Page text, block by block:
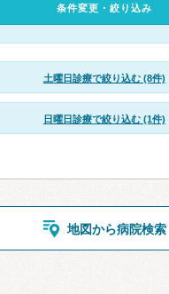
条件変更・絞り込み
土曜日診療で絞り込む (8件)
日曜日診療で絞り込む (1件)
地図から病院検索